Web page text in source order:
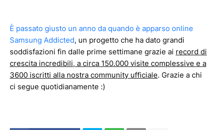
È passato giusto un anno da quando è apparso online
Samsung Addicted, un progetto che ha dato grandi
soddisfazioni fin dalle prime settimane grazie ai record di
crescita incredibili, a circa 150.000 visite complessive e a
3600 iscritti alla nostra community ufficiale. Grazie a chi
ci segue quotidianamente :)